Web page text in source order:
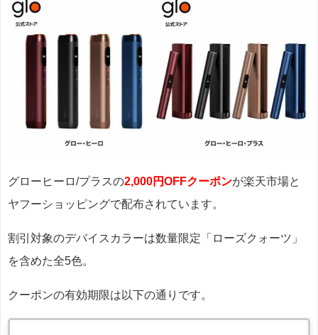
グローヒーロ/プラスの2,000円OFFクーポンが楽天市場と
ヤフーショッピングで配布されています。
割引対象のデバイスカラーは数量限定「ローズクォーツ」
を含めた全5色。
クーポンの有効期限は以下の通りです。